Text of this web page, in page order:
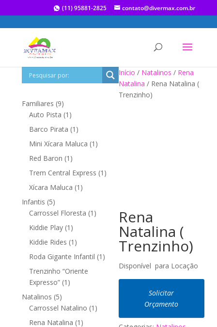
(11) 95881-2825 contato@divermax.com.br
Início / Natalinos / Rena
Natalina / Rena Natalina (
Trenzinho)
Rena
Natalina (
Trenzinho)
Disponível para Locação
Solicitar
Orçamento
Familiares 99
produtos
Auto Pista 1 1
produto
Barco Pirata 1 1
produto
Mini Xícara Maluca 1 1
Red Baron 1 1
produto
Trem Central Express 1 1
Xícara Maluca 1 1
Infantis 55
produtos
Carrossel Floresta 1 1
Kiddie Play 1 1
produto
Kiddie Rides 1 1
produto
Roda Gigante Infantil 1 1
produto
Trenzinho “Oriente
Expresso” 1 1
Natalinos 55
produtos
Carrossel Natalino 1 1
produto
Rena Natalina 1 1